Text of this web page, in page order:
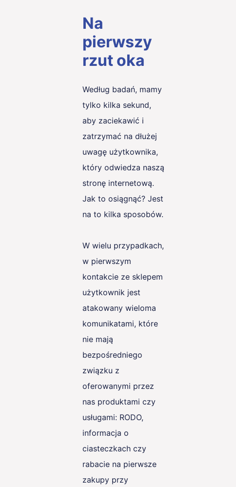
Na
pierwszy
rzut oka
Według badań, mamy
tylko kilka sekund,
aby zaciekawić i
zatrzymać na dłużej
uwagę użytkownika,
który odwiedza naszą
stronę internetową.
Jak to osiągnąć? Jest
na to kilka sposobów.
W wielu przypadkach,
w pierwszym
kontakcie ze sklepem
użytkownik jest
atakowany wieloma
komunikatami, które
nie mają
bezpośredniego
związku z
oferowanymi przez
nas produktami czy
usługami: RODO,
informacja o
ciasteczkach czy
rabacie na pierwsze
zakupy przy